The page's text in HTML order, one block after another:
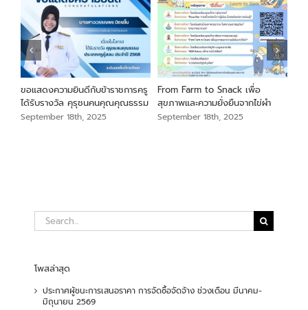
ขอแสดงความยินดีกับข้าราชการครู
ได้รับรางวัล คุรุชนคนคุณคุณธรรม
September 18th, 2025
From Farm to Snack เพื่อ
สุขภาพและความยั่งยืนจากไข่ผำ
September 18th, 2025
Search
for:
โพสล่าสุด
ประกาศผู้ชนะการเสนอราคา การจัดซื้อจัดจ้าง ช่วงเดือน มีนาคม-
มิถุนายน 2569